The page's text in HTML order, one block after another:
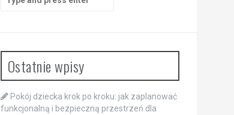
for:
Ostatnie wpisy
Pokój dziecka krok po kroku: jak zaplanować
funkcjonalną i bezpieczną przestrzeń dla